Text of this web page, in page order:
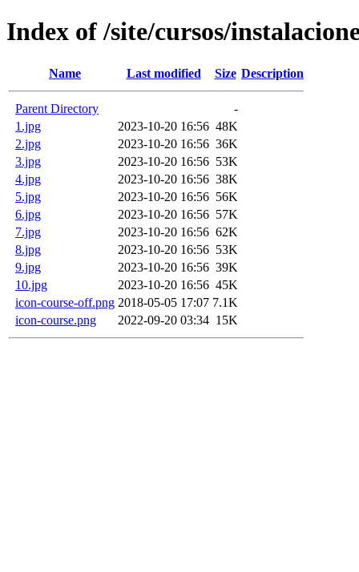
Index of /site/cursos/
Name Last modified Size Description
Parent Directory
-
1.jpg
2023-10-20 16:56 48K
2.jpg
2023-10-20 16:56 36K
3.jpg
2023-10-20 16:56 53K
4.jpg
2023-10-20 16:56 38K
5.jpg
2023-10-20 16:56 56K
6.jpg
2023-10-20 16:56 57K
7.jpg
2023-10-20 16:56 62K
8.jpg
2023-10-20 16:56 53K
9.jpg
2023-10-20 16:56 39K
10.jpg
2023-10-20 16:56 45K
icon-course-off.png 2018-05-05 17:07 7.1K
icon-course.png
2022-09-20 03:34 15K